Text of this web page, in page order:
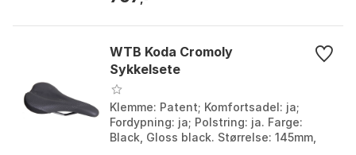
WTB Koda Cromoly
Sykkelsete
Klemme: Patent; Komfortsadel: ja;
Fordypning: ja; Polstring: ja. Farge:
Black, Gloss black. Størrelse: 145mm,